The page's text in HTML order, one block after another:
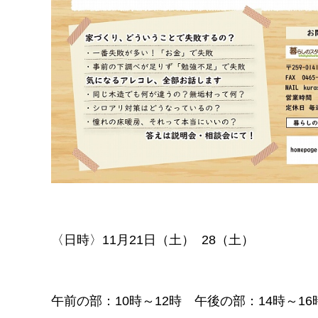
〈日時〉11月21日（土） 28（土）
午前の部：10時～12時 午後の部：14時～16